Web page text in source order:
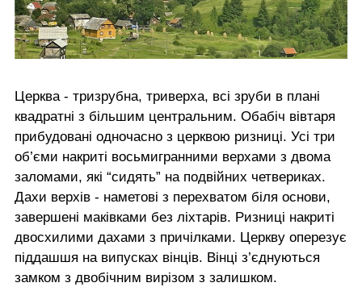
Церква - тризрубна, триверха, всі зруби в плані
квадратні з більшим центральним. Обабіч вівтаря
прибудовані одночасно з церквою ризниці. Усі три
об’єми накриті восьмигранними верхами з двома
заломами, які “сидять” на подвійних четвериках.
Дахи верхів - наметові з перехватом біля основи,
завершені маківками без ліхтарів. Ризниці накриті
двосхилими дахами з причілками. Церкву оперезує
піддашшя на випусках вінців. Вінці з’єднуються
замком з двобічним вирізом з залишком.